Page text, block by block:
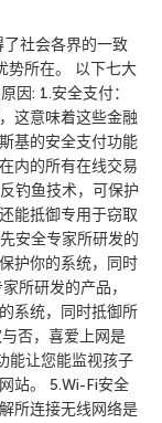
社会各界的一致
势所在。 以下七大
因: 1.安全支付：
这意味着这些金融
基的安全支付功能
内的所有在线交易
钓鱼技术，可保护
能抵御专用于窃取
安全专家所研发的
护你的系统，同时
所研发的产品，
系统，同时抵御所
否，喜爱上网是
能让您能监视孩子
站。 5.Wi-Fi安全
所连接无线网络是